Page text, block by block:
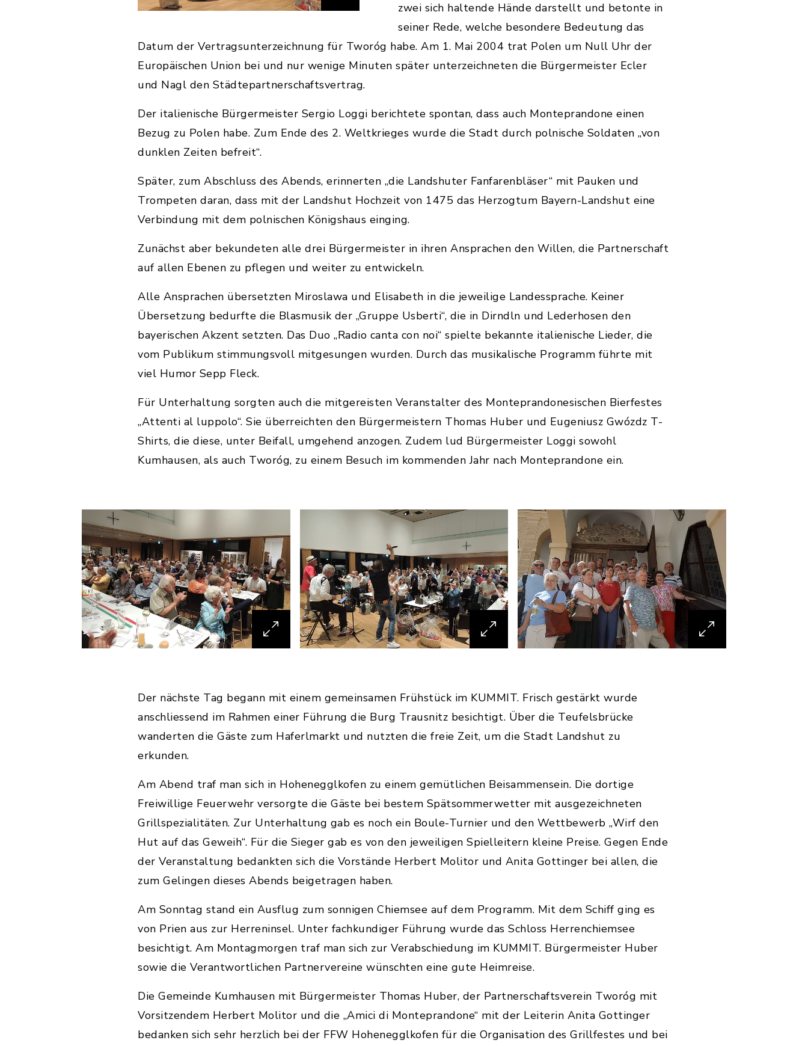
zwei sich haltende Hände darstellt und betonte in
seiner Rede, welche besondere Bedeutung das
Datum der Vertragsunterzeichnung für Tworóg habe. Am 1. Mai 2004 trat Polen um Null Uhr der
Europäischen Union bei und nur wenige Minuten später unterzeichneten die Bürgermeister Ecler
und Nagl den Städtepartnerschaftsvertrag.
Der italienische Bürgermeister Sergio Loggi berichtete spontan, dass auch Monteprandone einen
Bezug zu Polen habe. Zum Ende des 2. Weltkrieges wurde die Stadt durch polnische Soldaten „von
dunklen Zeiten befreit“.
Später, zum Abschluss des Abends, erinnerten „die Landshuter Fanfarenbläser“ mit Pauken und
Trompeten daran, dass mit der Landshut Hochzeit von 1475 das Herzogtum Bayern-Landshut eine
Verbindung mit dem polnischen Königshaus einging.
Zunächst aber bekundeten alle drei Bürgermeister in ihren Ansprachen den Willen, die Partnerschaft
auf allen Ebenen zu pflegen und weiter zu entwickeln.
Alle Ansprachen übersetzten Miroslawa und Elisabeth in die jeweilige Landessprache. Keiner
Übersetzung bedurfte die Blasmusik der „Gruppe Usberti“, die in Dirndln und Lederhosen den
bayerischen Akzent setzten. Das Duo „Radio canta con noi“ spielte bekannte italienische Lieder, die
vom Publikum stimmungsvoll mitgesungen wurden. Durch das musikalische Programm führte mit
viel Humor Sepp Fleck.
Für Unterhaltung sorgten auch die mitgereisten Veranstalter des Monteprandonesischen Bierfestes
„Attenti al luppolo“. Sie überreichten den Bürgermeistern Thomas Huber und Eugeniusz Gwózdz T-
Shirts, die diese, unter Beifall, umgehend anzogen. Zudem lud Bürgermeister Loggi sowohl
Kumhausen, als auch Tworóg, zu einem Besuch im kommenden Jahr nach Monteprandone ein.
Der nächste Tag begann mit einem gemeinsamen Frühstück im KUMMIT. Frisch gestärkt wurde
anschliessend im Rahmen einer Führung die Burg Trausnitz besichtigt. Über die Teufelsbrücke
wanderten die Gäste zum Haferlmarkt und nutzten die freie Zeit, um die Stadt Landshut zu
erkunden.
Am Abend traf man sich in Hohenegglkofen zu einem gemütlichen Beisammensein. Die dortige
Freiwillige Feuerwehr versorgte die Gäste bei bestem Spätsommerwetter mit ausgezeichneten
Grillspezialitäten. Zur Unterhaltung gab es noch ein Boule-Turnier und den Wettbewerb „Wirf den
Hut auf das Geweih“. Für die Sieger gab es von den jeweiligen Spielleitern kleine Preise. Gegen Ende
der Veranstaltung bedankten sich die Vorstände Herbert Molitor und Anita Gottinger bei allen, die
zum Gelingen dieses Abends beigetragen haben.
Am Sonntag stand ein Ausflug zum sonnigen Chiemsee auf dem Programm. Mit dem Schiff ging es
von Prien aus zur Herreninsel. Unter fachkundiger Führung wurde das Schloss Herrenchiemsee
besichtigt. Am Montagmorgen traf man sich zur Verabschiedung im KUMMIT. Bürgermeister Huber
sowie die Verantwortlichen Partnervereine wünschten eine gute Heimreise.
Die Gemeinde Kumhausen mit Bürgermeister Thomas Huber, der Partnerschaftsverein Tworóg mit
Vorsitzendem Herbert Molitor und die „Amici di Monteprandone“ mit der Leiterin Anita Gottinger
bedanken sich sehr herzlich bei der FFW Hohenegglkofen für die Organisation des Grillfestes und bei